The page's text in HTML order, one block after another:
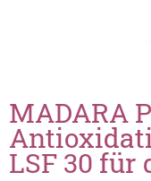
MADARA
LSF 30 für